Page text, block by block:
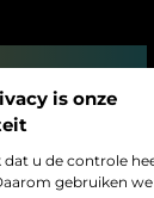
is onze
dat u de controle
gebruiken